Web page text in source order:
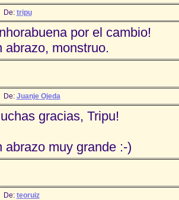
De: tripu
por el cambio!
abrazo, monstruo.
De: Juanje Ojeda
gracias, Tripu!
abrazo muy grande :-)
De: teoruiz